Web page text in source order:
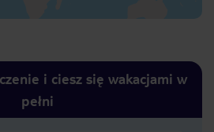
i ciesz się wakacjami w
pełni